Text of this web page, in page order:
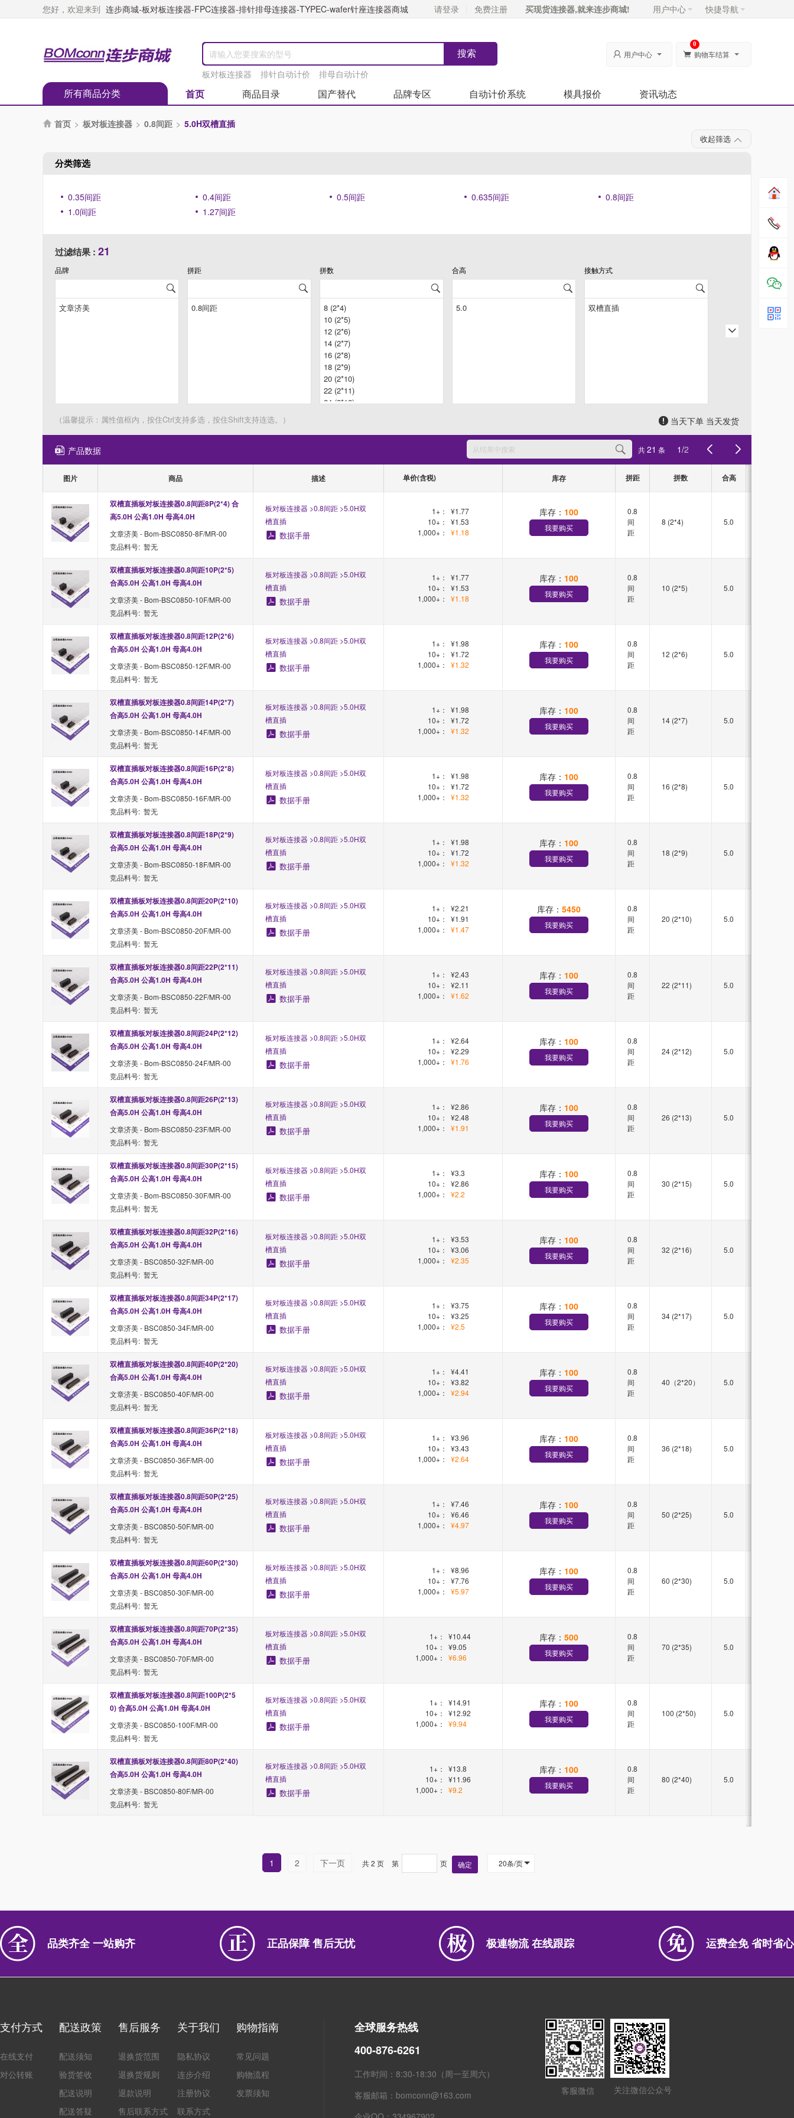
您好，欢迎来到 连步商城-板对板连接器-FPC连接器-排针排母连接器-TYPEC-wafer针座连接器商城 请登录 免费注册 买现货连接器,就来连步商城! 用户中心 快捷导航
板对板连接器 排针自动计价 排母自动计价
 用户中心  购物车结算
0
所有商品分类 首页 商品目录 国产替代 品牌专区 自动计价系统 模具报价 资讯动态
 首页 > 板对板连接器 > 0.8间距 > 5.0H双槽直插
收起筛选
分类筛选
0.35间距 0.4间距 0.5间距 0.635间距
0.8间距
1.0间距
1.27间距
过滤结果 : 21
品牌 拼距 拼数 合高 接触方式
（温馨提示：属性值框内，按住Ctrl支持多选，按住Shift支持连选。） 当天下单 当天发货
产品数据 共21 条 1/2
图片 商品 描述 单价(含税) 库存 拼距 拼数 合高
双槽直插板对板连接器0.8间距8P(2*4) 合
高5.0H 公高1.0H 母高4.0H
文章济美 - Bom-BSC0850-8F/MR-00
竞品料号: 暂无
板对板连接器 >0.8间距 >5.0H双
槽直插
数据手册
1+：
¥1.77
10+：
¥1.53
1,000+：
¥1.18
库存： 100
我要购买
0.8
间
距
8 (2*4) 5.0
双槽直插板对板连接器0.8间距10P(2*5)
合高5.0H 公高1.0H 母高4.0H
文章济美 - Bom-BSC0850-10F/MR-00
竞品料号: 暂无
板对板连接器 >0.8间距 >5.0H双
槽直插
数据手册
1+：
¥1.77
10+：
¥1.53
1,000+：
¥1.18
库存： 100
我要购买
0.8
间
距
10 (2*5) 5.0
双槽直插板对板连接器0.8间距12P(2*6)
合高5.0H 公高1.0H 母高4.0H
文章济美 - Bom-BSC0850-12F/MR-00
竞品料号: 暂无
板对板连接器 >0.8间距 >5.0H双
槽直插
数据手册
1+：
¥1.98
10+：
¥1.72
1,000+：
¥1.32
库存： 100
我要购买
0.8
间
距
12 (2*6) 5.0
双槽直插板对板连接器0.8间距14P(2*7)
合高5.0H 公高1.0H 母高4.0H
文章济美 - Bom-BSC0850-14F/MR-00
竞品料号: 暂无
板对板连接器 >0.8间距 >5.0H双
槽直插
数据手册
1+：
¥1.98
10+：
¥1.72
1,000+：
¥1.32
库存： 100
我要购买
0.8
间
距
14 (2*7) 5.0
双槽直插板对板连接器0.8间距16P(2*8)
合高5.0H 公高1.0H 母高4.0H
文章济美 - Bom-BSC0850-16F/MR-00
竞品料号: 暂无
板对板连接器 >0.8间距 >5.0H双
槽直插
数据手册
1+：
¥1.98
10+：
¥1.72
1,000+：
¥1.32
库存： 100
我要购买
0.8
间
距
16 (2*8) 5.0
双槽直插板对板连接器0.8间距18P(2*9)
合高5.0H 公高1.0H 母高4.0H
文章济美 - Bom-BSC0850-18F/MR-00
竞品料号: 暂无
板对板连接器 >0.8间距 >5.0H双
槽直插
数据手册
1+：
¥1.98
10+：
¥1.72
1,000+：
¥1.32
库存： 100
我要购买
0.8
间
距
18 (2*9) 5.0
双槽直插板对板连接器0.8间距20P(2*10)
合高5.0H 公高1.0H 母高4.0H
文章济美 - Bom-BSC0850-20F/MR-00
竞品料号: 暂无
板对板连接器 >0.8间距 >5.0H双
槽直插
数据手册
1+：
¥2.21
10+：
¥1.91
1,000+：
¥1.47
库存： 5450
我要购买
0.8
间
距
20 (2*10) 5.0
双槽直插板对板连接器0.8间距22P(2*11)
合高5.0H 公高1.0H 母高4.0H
文章济美 - Bom-BSC0850-22F/MR-00
竞品料号: 暂无
板对板连接器 >0.8间距 >5.0H双
槽直插
数据手册
1+：
¥2.43
10+：
¥2.11
1,000+：
¥1.62
库存： 100
我要购买
0.8
间
距
22 (2*11) 5.0
双槽直插板对板连接器0.8间距24P(2*12)
合高5.0H 公高1.0H 母高4.0H
文章济美 - Bom-BSC0850-24F/MR-00
竞品料号: 暂无
板对板连接器 >0.8间距 >5.0H双
槽直插
数据手册
1+：
¥2.64
10+：
¥2.29
1,000+：
¥1.76
库存： 100
我要购买
0.8
间
距
24 (2*12) 5.0
双槽直插板对板连接器0.8间距26P(2*13)
合高5.0H 公高1.0H 母高4.0H
文章济美 - Bom-BSC0850-23F/MR-00
竞品料号: 暂无
板对板连接器 >0.8间距 >5.0H双
槽直插
数据手册
1+：
¥2.86
10+：
¥2.48
1,000+：
¥1.91
库存： 100
我要购买
0.8
间
距
26 (2*13) 5.0
双槽直插板对板连接器0.8间距30P(2*15)
合高5.0H 公高1.0H 母高4.0H
文章济美 - Bom-BSC0850-30F/MR-00
竞品料号: 暂无
板对板连接器 >0.8间距 >5.0H双
槽直插
数据手册
1+：
¥3.3
10+：
¥2.86
1,000+：
¥2.2
库存： 100
我要购买
0.8
间
距
30 (2*15) 5.0
双槽直插板对板连接器0.8间距32P(2*16)
合高5.0H 公高1.0H 母高4.0H
文章济美 - BSC0850-32F/MR-00
竞品料号: 暂无
板对板连接器 >0.8间距 >5.0H双
槽直插
数据手册
1+：
¥3.53
10+：
¥3.06
1,000+：
¥2.35
库存： 100
我要购买
0.8
间
距
32 (2*16) 5.0
双槽直插板对板连接器0.8间距34P(2*17)
合高5.0H 公高1.0H 母高4.0H
文章济美 - BSC0850-34F/MR-00
竞品料号: 暂无
板对板连接器 >0.8间距 >5.0H双
槽直插
数据手册
1+：
¥3.75
10+：
¥3.25
1,000+：
¥2.5
库存： 100
我要购买
0.8
间
距
34 (2*17) 5.0
双槽直插板对板连接器0.8间距40P(2*20)
合高5.0H 公高1.0H 母高4.0H
文章济美 - BSC0850-40F/MR-00
竞品料号: 暂无
板对板连接器 >0.8间距 >5.0H双
槽直插
数据手册
1+：
¥4.41
10+：
¥3.82
1,000+：
¥2.94
库存： 100
我要购买
0.8
间
距
40（2*20） 5.0
双槽直插板对板连接器0.8间距36P(2*18)
合高5.0H 公高1.0H 母高4.0H
文章济美 - BSC0850-36F/MR-00
竞品料号: 暂无
板对板连接器 >0.8间距 >5.0H双
槽直插
数据手册
1+：
¥3.96
10+：
¥3.43
1,000+：
¥2.64
库存： 100
我要购买
0.8
间
距
36 (2*18) 5.0
双槽直插板对板连接器0.8间距50P(2*25)
合高5.0H 公高1.0H 母高4.0H
文章济美 - BSC0850-50F/MR-00
竞品料号: 暂无
板对板连接器 >0.8间距 >5.0H双
槽直插
数据手册
1+：
¥7.46
10+：
¥6.46
1,000+：
¥4.97
库存： 100
我要购买
0.8
间
距
50 (2*25) 5.0
双槽直插板对板连接器0.8间距60P(2*30)
合高5.0H 公高1.0H 母高4.0H
文章济美 - BSC0850-30F/MR-00
竞品料号: 暂无
板对板连接器 >0.8间距 >5.0H双
槽直插
数据手册
1+：
¥8.96
10+：
¥7.76
1,000+：
¥5.97
库存： 100
我要购买
0.8
间
距
60 (2*30) 5.0
双槽直插板对板连接器0.8间距70P(2*35)
合高5.0H 公高1.0H 母高4.0H
文章济美 - BSC0850-70F/MR-00
竞品料号: 暂无
板对板连接器 >0.8间距 >5.0H双
槽直插
数据手册
1+：
¥10.44
10+：
¥9.05
1,000+：
¥6.96
库存： 500
我要购买
0.8
间
距
70 (2*35) 5.0
双槽直插板对板连接器0.8间距100P(2*5
0) 合高5.0H 公高1.0H 母高4.0H
文章济美 - BSC0850-100F/MR-00
竞品料号: 暂无
板对板连接器 >0.8间距 >5.0H双
槽直插
数据手册
1+：
¥14.91
10+：
¥12.92
1,000+：
¥9.94
库存： 100
我要购买
0.8
间
距
100 (2*50) 5.0
双槽直插板对板连接器0.8间距80P(2*40)
合高5.0H 公高1.0H 母高4.0H
文章济美 - BSC0850-80F/MR-00
竞品料号: 暂无
板对板连接器 >0.8间距 >5.0H双
槽直插
数据手册
1+：
¥13.8
10+：
¥11.96
1,000+：
¥9.2
库存： 100
我要购买
0.8
间
距
80 (2*40) 5.0
1 2 下一页 共 2 页 第 页 确定 20条/页
品类齐全 一站购齐 正品保障 售后无忧 极連物流 在线跟踪 运费全免 省时省心
支付方式
在线支付
对公转账
配送政策
配送须知
验货签收
配送说明
配送答疑
售后服务
退换货范围
退换货规则
退款说明
售后联系方式
关于我们
隐私协议
连步介绍
注册协议
联系方式
购物指南
常见问题
购物流程
发票须知
全球服务热线
400-876-6261
工作时间：8:30-18:30（周一至周六）
客服邮箱：bomconn@163.com
客服微信 关注微信公众号